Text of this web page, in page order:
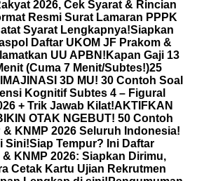
2026, Cek Syarat & Rincian
Resmi Surat Lamaran PPPK
Syarat Lengkapnya!Siapkan
Daftar UKOM JF Prakom &
UU APBN! Kapan Gaji 13
(Cuma 7 Menit/Subtes!)25
3D MU! 30 Contoh Soal
Kognitif Subtes 4 – Figural
+ Trik Jawab Kilat!AKTIFKAN
OTAK NGEBUT! 50 Contoh
& KNMP 2026 Seluruh Indonesia!
Sini!Siap Tempur? Ini Daftar
KNMP 2026: Siapkan Dirimu,
Cetak Kartu Ujian Rekrutmen